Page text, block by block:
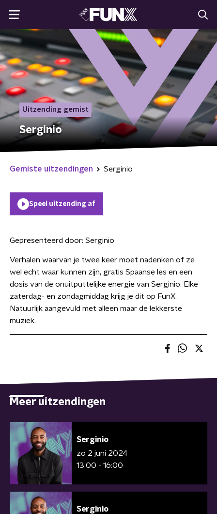
Uitzending gemist
Serginio
Gemiste uitzendingen Serginio
Speel uitzending af
Gepresenteerd door: Serginio
Verhalen waarvan je twee keer moet nadenken of ze
wel echt waar kunnen zijn, gratis Spaanse les en een
dosis van de onuitputtelijke energie van Serginio. Elke
zaterdag- en zondagmiddag krijg je dit op FunX.
Natuurlijk aangevuld met alleen maar de lekkerste
muziek.
Meer uitzendingen
Serginio
zo 2 juni 2024
13:00 - 16:00
Serginio